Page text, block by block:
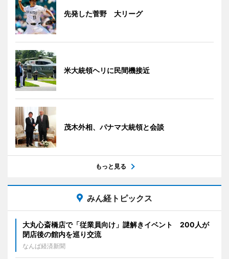
先発した菅野 大リーグ
米大統領ヘリに民間機接近
茂木外相、パナマ大統領と会談
もっと見る
みん経トピックス
大丸心斎橋店で「従業員向け」謎解きイベント 200人が
閉店後の館内を巡り交流
なんば経済新聞